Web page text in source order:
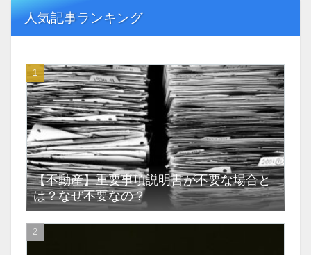
人気記事ランキング
【不動産】重要事項説明書が不要な場合と
は？なぜ不要なの？